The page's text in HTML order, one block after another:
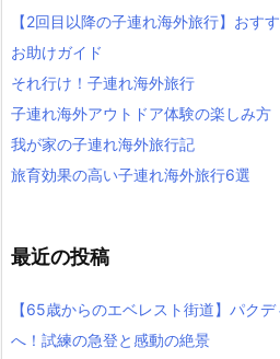
【2回目以降の子連れ海外旅行】おす
お助けガイド
それ行け！子連れ海外旅行
子連れ海外アウトドア体験の楽しみ方
我が家の子連れ海外旅行記
旅育効果の高い子連れ海外旅行6選
最近の投稿
【65歳からのエベレスト街道】パク
へ！試練の急登と感動の絶景